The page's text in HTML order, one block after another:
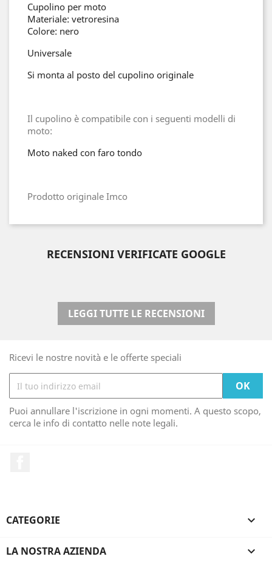
Cupolino per moto
Materiale: vetroresina
Colore: nero
Universale
Si monta al posto del cupolino originale
Il cupolino è compatibile con i seguenti modelli di
moto:
Moto naked con faro tondo
Prodotto originale Imco
RECENSIONI VERIFICATE GOOGLE
LEGGI TUTTE LE RECENSIONI
Ricevi le nostre novità e le offerte speciali
Puoi annullare l'iscrizione in ogni momenti. A questo scopo,
cerca le info di contatto nelle note legali.
CATEGORIE 
LA NOSTRA AZIENDA 